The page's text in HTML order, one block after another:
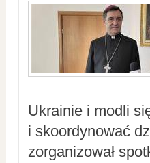
Ukrainie i modli
i skoordynować
zorganizował